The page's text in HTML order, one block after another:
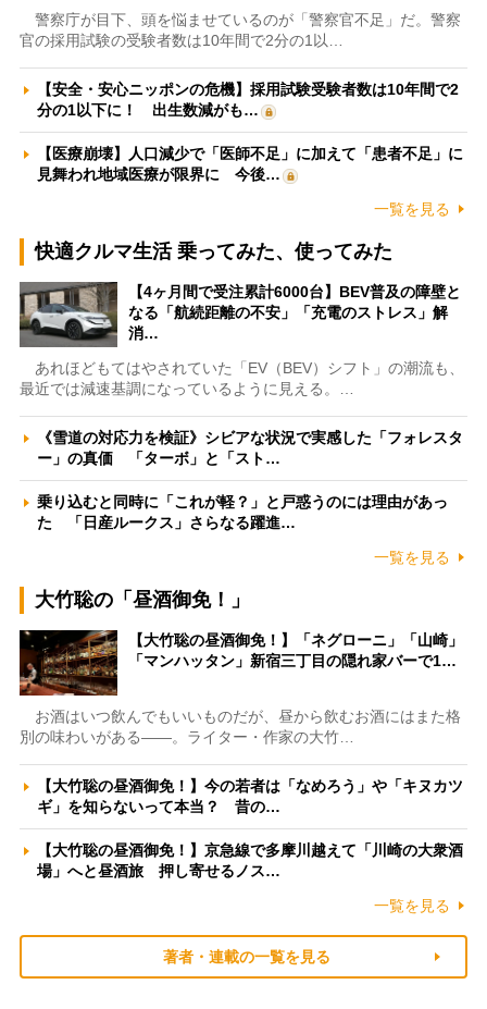
警察庁が目下、頭を悩ませているのが「警察官不足」だ。警察
官の採用試験の受験者数は10年間で2分の1以…
【安全・安心ニッポンの危機】採用試験受験者数は10年間で2
分の1以下に！ 出生数減がも…
【医療崩壊】人口減少で「医師不足」に加えて「患者不足」に
見舞われ地域医療が限界に 今後…
一覧を見る
快適クルマ生活 乗ってみた、使ってみた
【4ヶ月間で受注累計6000台】BEV普及の障壁と
なる「航続距離の不安」「充電のストレス」解
消…
あれほどもてはやされていた「EV（BEV）シフト」の潮流も、
最近では減速基調になっているように見える。…
《雪道の対応力を検証》シビアな状況で実感した「フォレスタ
ー」の真価 「ターボ」と「スト…
乗り込むと同時に「これが軽？」と戸惑うのには理由があっ
た 「日産ルークス」さらなる躍進…
一覧を見る
大竹聡の「昼酒御免！」
【大竹聡の昼酒御免！】「ネグローニ」「山崎」
「マンハッタン」新宿三丁目の隠れ家バーで1…
お酒はいつ飲んでもいいものだが、昼から飲むお酒にはまた格
別の味わいがある――。ライター・作家の大竹…
【大竹聡の昼酒御免！】今の若者は「なめろう」や「キヌカツ
ギ」を知らないって本当？ 昔の…
【大竹聡の昼酒御免！】京急線で多摩川越えて「川崎の大衆酒
場」へと昼酒旅 押し寄せるノス…
一覧を見る
著者・連載の一覧を見る